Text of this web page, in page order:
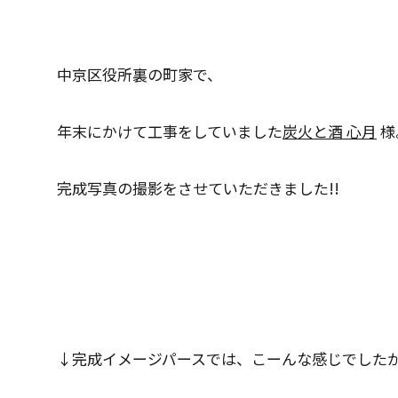
中京区役所裏の町家で、
年末にかけて工事をしていました炭火と酒 心月
完成写真の撮影をさせていただきました!!
↓完成イメージパースでは、こーんな感じでし